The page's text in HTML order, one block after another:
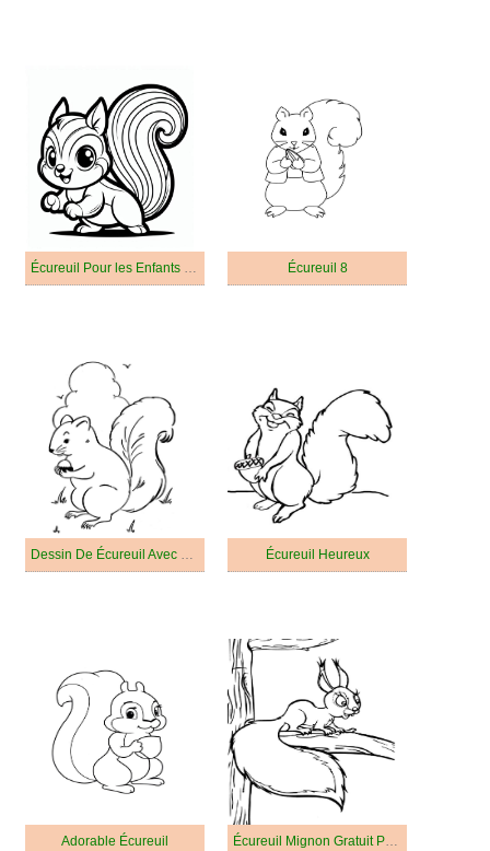
Écureuil Pour les Enfants De 2 An Écureuil 8
Dessin De Écureuil Avec Une Noix Écureuil Heureux
Adorable Écureuil Écureuil Mignon Gratuit Pour Les Enfants